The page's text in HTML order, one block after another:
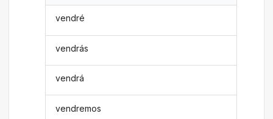
vendré
vendrás
vendrá
vendremos